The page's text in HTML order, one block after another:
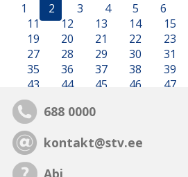
1 2 3 4 5 6
11
12 13 14 15
19
20 21 22 23
27
28 29 30 31
35
36 37 38 39
43
44 45 46 47
688 0000
kontakt@stv.ee